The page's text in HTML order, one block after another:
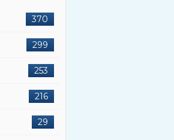
370
299
253
216
29